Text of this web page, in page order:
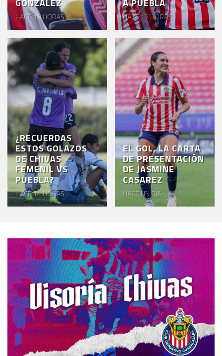
GONZÁLEZ
HACE 13 HORAS
A PUEBLA
HACE 13 HORAS
¿RECUERDAS
ESTOS GOLAZOS
DE CHIVAS
FEMENIL VS
PUEBLA?
HACE 14 HORAS
EL GOL, LA CARTA
DE PRESENTACIÓN
DE JASMINE
CASAREZ
HACE UN DÍA